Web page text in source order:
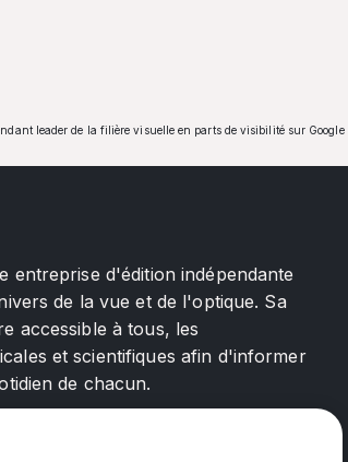
leader de la filière visuelle en parts de visibilité sur Google
entreprise d'édition indépendante
de la vue et de l'optique. Sa
accessible à tous, les
et scientifiques afin d'informer
de chacun.